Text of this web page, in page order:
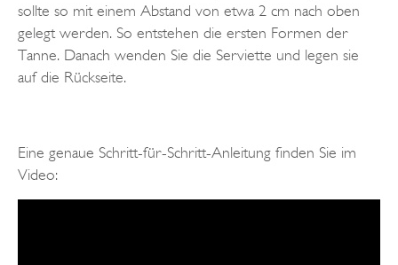
sollte so mit einem Abstand von etwa 2 cm nach oben
gelegt werden. So entstehen die ersten Formen der
Tanne. Danach wenden Sie die Serviette und legen sie
auf die Rückseite.
Eine genaue Schritt-für-Schritt-Anleitung finden Sie im
Video: